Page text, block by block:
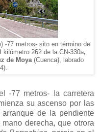
-77 metros- sito en término de
kilómetro 262 de la CN-330a,
de Moya(Cuenca), labrado
-77 metros- la carretera
su ascenso por las
de la pendiente
derecha, que otrora